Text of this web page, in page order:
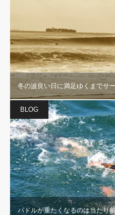
冬の波良い日に満足ゆくまでサ
BLOG
パドルが重たくなるのは当たり